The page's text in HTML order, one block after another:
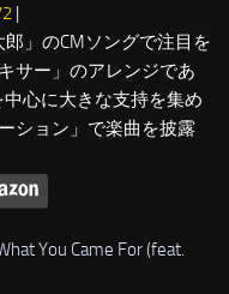
」のCMソングで注目を
サー」のアレンジであ
心に大きな支持を集め
ション」で楽曲を披露
You Came For (feat.